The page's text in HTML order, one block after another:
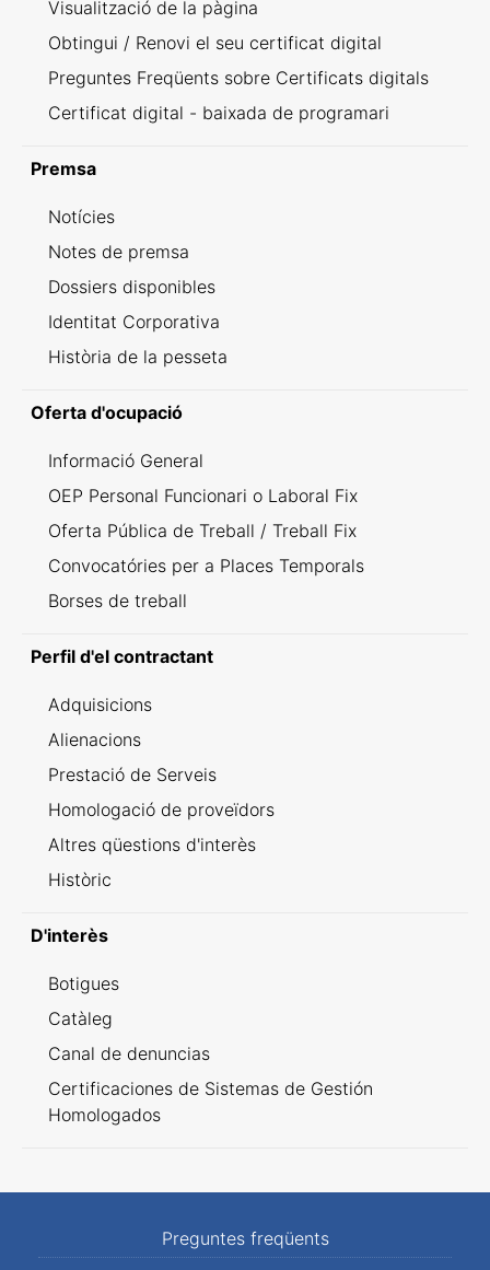
Visualització de la pàgina
Obtingui / Renovi el seu certificat digital
Preguntes Freqüents sobre Certificats digitals
Certificat digital - baixada de programari
Premsa
Notícies
Notes de premsa
Dossiers disponibles
Identitat Corporativa
Història de la pesseta
Oferta d'ocupació
Informació General
OEP Personal Funcionari o Laboral Fix
Oferta Pública de Treball / Treball Fix
Convocatóries per a Places Temporals
Borses de treball
Perfil d'el contractant
Adquisicions
Alienacions
Prestació de Serveis
Homologació de proveïdors
Altres qüestions d'interès
Històric
D'interès
Botigues
Catàleg
Canal de denuncias
Certificaciones de Sistemas de Gestión
Homologados
Preguntes freqüents